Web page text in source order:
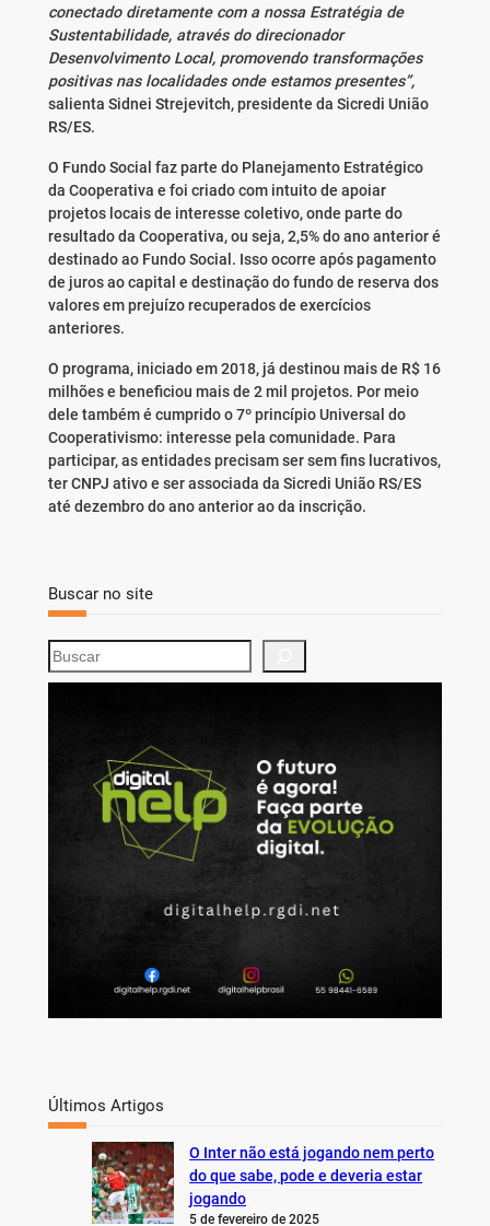
conectado diretamente com a nossa Estratégia de
Sustentabilidade, através do direcionador
Desenvolvimento Local, promovendo transformações
positivas nas localidades onde estamos presentes”,
salienta Sidnei Strejevitch, presidente da Sicredi União
RS/ES.
O Fundo Social faz parte do Planejamento Estratégico
da Cooperativa e foi criado com intuito de apoiar
projetos locais de interesse coletivo, onde parte do
resultado da Cooperativa, ou seja, 2,5% do ano anterior é
destinado ao Fundo Social. Isso ocorre após pagamento
de juros ao capital e destinação do fundo de reserva dos
valores em prejuízo recuperados de exercícios
anteriores.
O programa, iniciado em 2018, já destinou mais de R$ 16
milhões e beneficiou mais de 2 mil projetos. Por meio
dele também é cumprido o 7º princípio Universal do
Cooperativismo: interesse pela comunidade. Para
participar, as entidades precisam ser sem fins lucrativos,
ter CNPJ ativo e ser associada da Sicredi União RS/ES
até dezembro do ano anterior ao da inscrição.
Buscar no site
S
e
Últimos Artigos
O Inter não está jogando nem perto
do que sabe, pode e deveria estar
jogando
5 de fevereiro de 2025